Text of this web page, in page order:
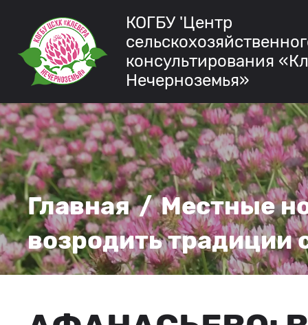
КОГБУ 'Центр
консультирования
Нечерноземья»
Главная/Местные
возродить традиции